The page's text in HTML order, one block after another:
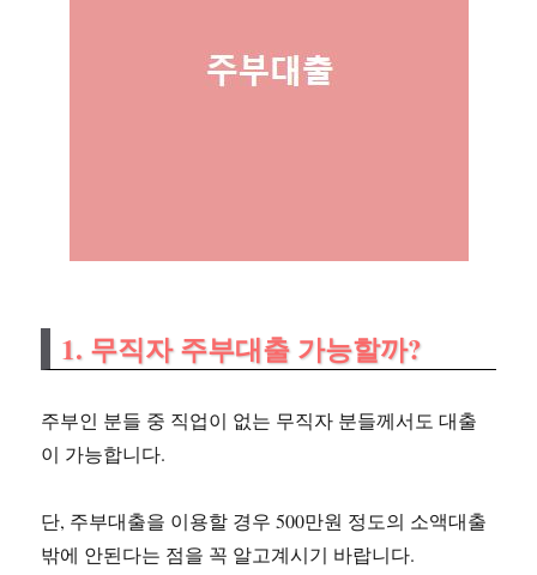
1. 무직자 주부대출 가능할까?
주부인 분들 중 직업이 없는 무직자 분들께서도 대출
이 가능합니다.
단, 주부대출을 이용할 경우 500만원 정도의 소액대출
밖에 안된다는 점을 꼭 알고계시기 바랍니다.